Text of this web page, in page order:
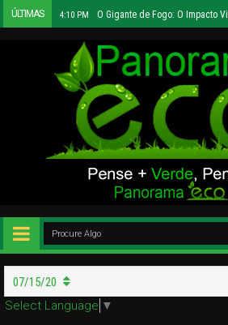
ÚLTIMAS 4:10 PM O Gigante de Fogo: O Impacto
07/15/20
Select Language ▼